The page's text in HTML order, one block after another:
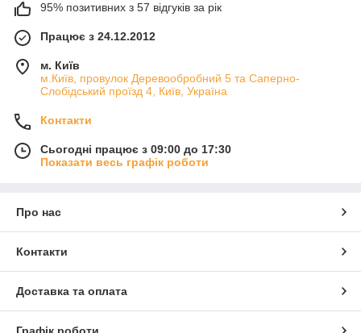
95% позитивних з 57 відгуків за рік
Працює з 24.12.2012
м. Київ
м.Київ, провулок Деревообробний 5 та Саперно-
Слобідський проїзд 4, Київ, Україна
Контакти
Сьогодні працює з 09:00 до 17:30
Показати весь графік роботи
Про нас
Контакти
Доставка та оплата